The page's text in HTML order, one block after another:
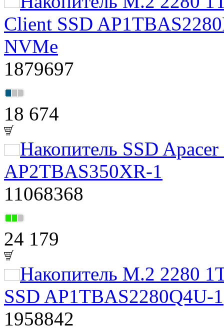
Client SSD
NVMe
1879697
18 674
Накопитель SSD
AP2TBAS350XR-1
11068368
24 179
Накопитель M.2 2280
SSD AP1TBAS2280Q4U-1
1958842